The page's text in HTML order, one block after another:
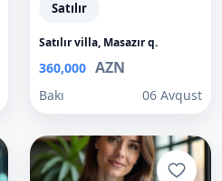
Satılır
Satılır villa, Masazır q.
360,000 AZN
Bakı 06 Avqust